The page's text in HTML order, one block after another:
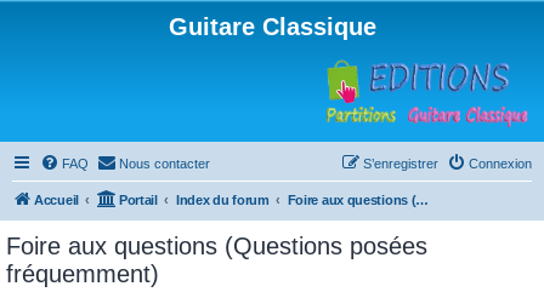
Guitare Classique
FAQ Nous contacter Connexion
S’enregistrer
Accueil Portail Index du forum Foire aux questions (Questions posées fréquemment)
Foire aux questions (Questions posées
fréquemment)